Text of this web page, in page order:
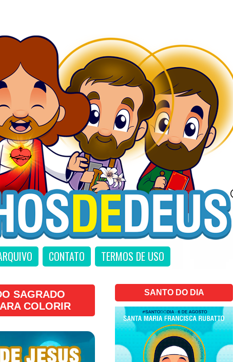
CONTATO TERMOS DE USO
SAGRADO
COLORIR
SANTO DO DIA